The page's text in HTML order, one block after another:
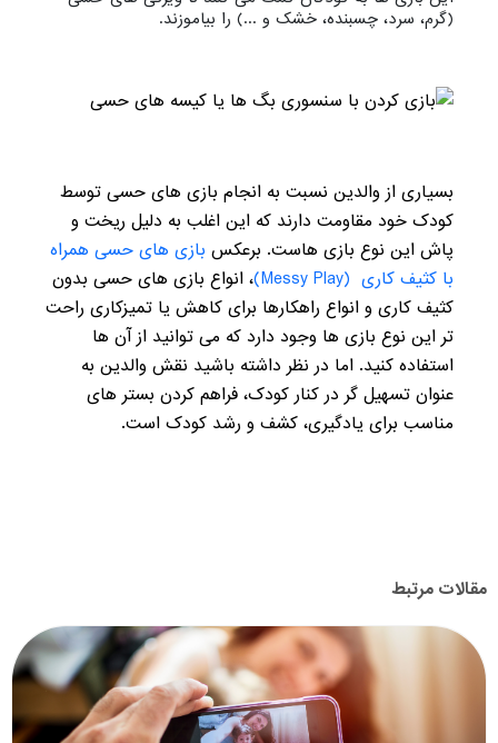
(گرم، سرد، چسبنده، خشک و ...) را بیاموزند.
بسیاری از والدین نسبت به انجام بازی های حسی توسط
کودک خود مقاومت دارند که این اغلب به دلیل ریخت و
پاش این نوع بازی هاست. برعکس بازی های حسی همراه
با کثیف کاری (Messy Play)
، انواع بازی های حسی بدون
کثیف کاری و انواع راهکارها برای کاهش یا تمیزکاری راحت
تر این نوع بازی ها وجود دارد که می توانید از آن ها
استفاده کنید. اما در نظر داشته باشید نقش والدین به
عنوان تسهیل گر در کنار کودک، فراهم کردن بستر های
مناسب برای یادگیری، کشف و رشد کودک است.
مقالات مرتبط